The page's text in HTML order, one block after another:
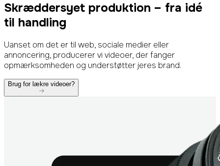
Skræddersyet produktion – fra idé
til handling
Uanset om det er til web, sociale medier eller
annoncering, producerer vi videoer, der fanger
opmærksomheden og understøtter jeres brand.
Brug for lækre videoer?